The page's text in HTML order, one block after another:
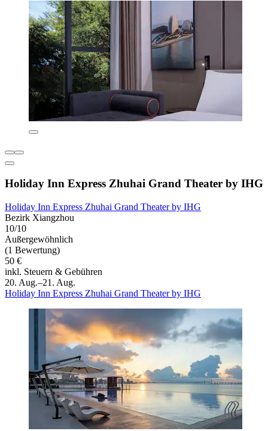
Holiday Inn Express Zhuhai Grand Theater by IHG
Holiday Inn Express Zhuhai Grand Theater by IHG
Bezirk Xiangzhou
10/10
Außergewöhnlich
(1 Bewertung)
50 €
inkl. Steuern & Gebühren
20. Aug.–21. Aug.
Holiday Inn Express Zhuhai Grand Theater by IHG